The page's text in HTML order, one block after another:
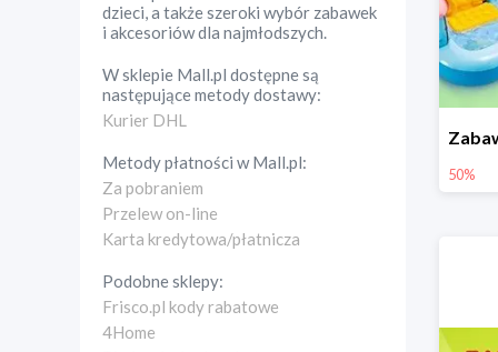
dzieci, a także szeroki wybór zabawek
i akcesoriów dla najmłodszych.
W sklepie Mall.pl dostępne są
następujące metody dostawy:
Kurier DHL
Metody płatności wMall.pl:
Za pobraniem
Przelew on-line
Karta kredytowa/płatnicza
Podobne sklepy:
Frisco.pl kody rabatowe
4Home
50%